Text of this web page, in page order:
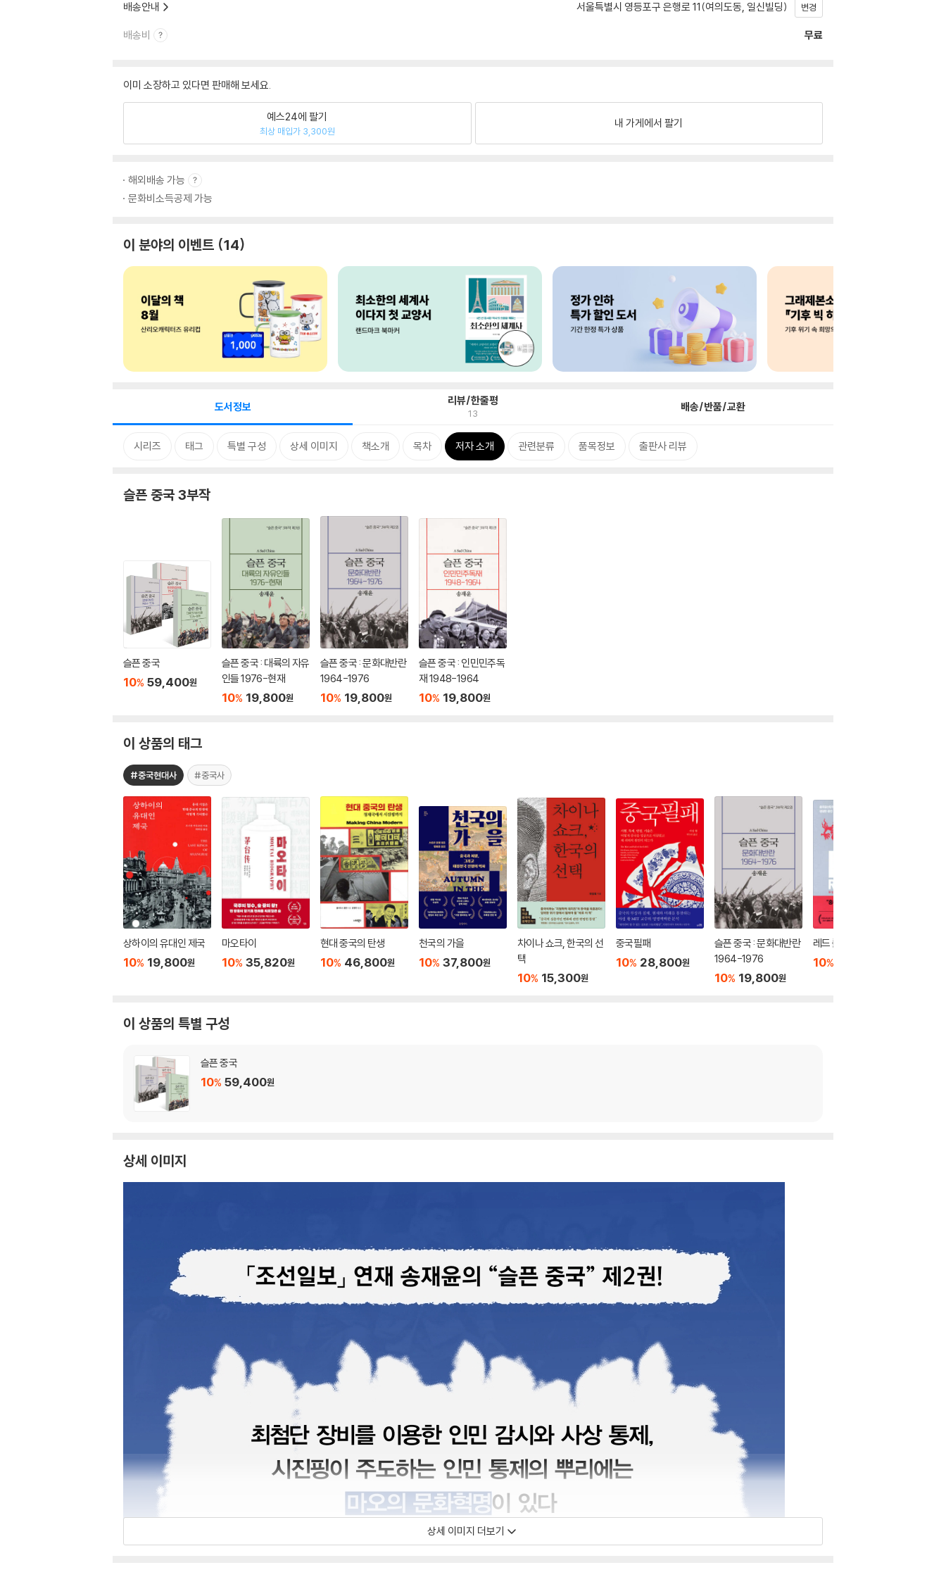
배송안내 서울특별시 영등포구 은행로 11(여의도동, 일신빌딩) 변경
배송비 무료
이미 소장하고 있다면 판매해 보세요.
예스24에 팔기
최상 매입가 3,300원
내 가게에서 팔기
해외배송 가능
문화비소득공제 가능
이 분야의 이벤트 14
도서정보 리뷰/한줄평
13 배송/반품/교환
시리즈 태그 특별 구성 상세 이미지 책소개 목차 저자 소개 관련분류 품목정보 출판사 리뷰
슬픈 중국 3부작
슬픈 중국
10% 59,400원
슬픈 중국 : 대륙의 자유
인들 1976-현재
10% 19,800원
슬픈 중국 : 문화대반란
1964-1976
10% 19,800원
슬픈 중국 : 인민민주독
재 1948-1964
10% 19,800원
이 상품의 태그
#중국현대사 #중국사
상하이의 유대인 제국
10% 19,800원
마오타이
10% 35,820원
현대 중국의 탄생
10% 46,800원
천국의 가을
10% 37,800원
차이나 쇼크, 한국의 선
택
10% 15,300원
중국필패
10% 28,800원
슬픈 중국 : 문화대반란
1964-1976
10% 19,800원
레드 룰렛
10%
이 상품의 특별 구성
슬픈 중국
10% 59,400원
상세 이미지
상세 이미지 더보기